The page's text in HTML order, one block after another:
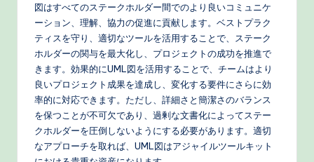
図はすべてのステークホルダー間でのより良いコミュニケ
ーション、理解、協力の促進に貢献します。ベストプラク
ティスを守り、適切なツールを活用することで、ステーク
ホルダーの関与を最大化し、プロジェクトの成功を推進で
きます。効果的にUML図を活用することで、チームはより
良いプロジェクト成果を達成し、変化する要件にさらに効
率的に対応できます。ただし、詳細さと簡潔さのバランス
を保つことが不可欠であり、過剰な文書化によってステー
クホルダーを圧倒しないようにする必要があります。適切
なアプローチを取れば、UML図はアジャイルツールキット